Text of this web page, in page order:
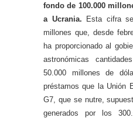
fondo de 100.000
a Ucrania. Esta cifra
millones que, desde
ha proporcionado al
astronómicas
50.000 millones de
préstamos que la Unión
G7, que se nutre,
generados por los